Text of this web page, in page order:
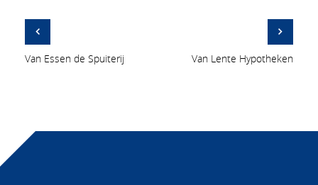
Van Essen de Spuiterij Van Lente Hypotheken